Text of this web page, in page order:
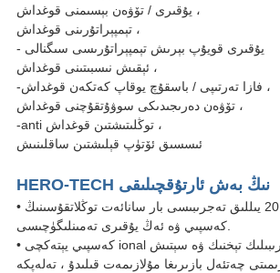
يۇقىرى / تۆۋەن بېسىمنى قوغداش ،
تېمپېراتۇرىنى قوغداش ،
- يۇقىرى قويۇپ بېرىش تېمپېراتۇرىسى سىگنالى
ئېقىش نىسبىتىنى قوغداش ،
-فازا تەرتىپى / باسقۇچ يوقاپ كەتكەن قوغداش ،
تۆۋەن دەرىجىدىكى سوۋۇتقۇچنى قوغداش ،
-anti توڭلىتىشتىن قوغداش ،
ئىسسىق ئۆتۈپ قېلىشتىن ساقلىنىش
HERO-TECH نىڭ بەش ئارتۇقچىلىقى
• ماركا كۈچى 20 بىز 20 يىللىق تەجرىبىسى بار سانائەت توڭلاتقۇسىنىڭ
كەسپىي ۋە ئەڭ يۇقىرى تەمىنلىگۈچىسى.
• كەسپىي يېتەكچى ional كەسپىي ۋە تەجرىبىلىك تېخنىك ۋە سېتىش
چەتئەل بازىرىغا مۇلازىمەت قىلىدۇ ، تەلەپكە